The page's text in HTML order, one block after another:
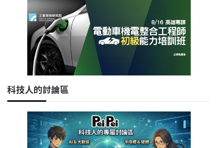
科技人的討論區